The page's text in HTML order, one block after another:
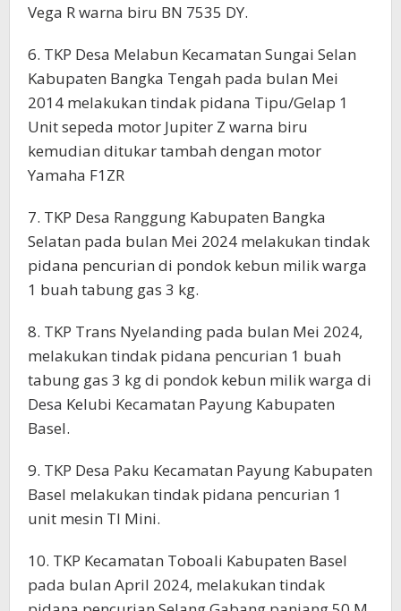
Vega R warna biru BN 7535 DY.
6. TKP Desa Melabun Kecamatan Sungai Selan
Kabupaten Bangka Tengah pada bulan Mei
2014 melakukan tindak pidana Tipu/Gelap 1
Unit sepeda motor Jupiter Z warna biru
kemudian ditukar tambah dengan motor
Yamaha F1ZR
7. TKP Desa Ranggung Kabupaten Bangka
Selatan pada bulan Mei 2024 melakukan tindak
pidana pencurian di pondok kebun milik warga
1 buah tabung gas 3 kg.
8. TKP Trans Nyelanding pada bulan Mei 2024,
melakukan tindak pidana pencurian 1 buah
tabung gas 3 kg di pondok kebun milik warga di
Desa Kelubi Kecamatan Payung Kabupaten
Basel.
9. TKP Desa Paku Kecamatan Payung Kabupaten
Basel melakukan tindak pidana pencurian 1
unit mesin TI Mini.
10. TKP Kecamatan Toboali Kabupaten Basel
pada bulan April 2024, melakukan tindak